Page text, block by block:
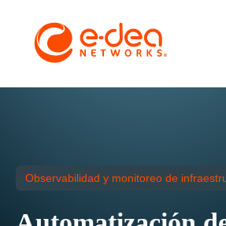
Observabilidad y monitoreo de